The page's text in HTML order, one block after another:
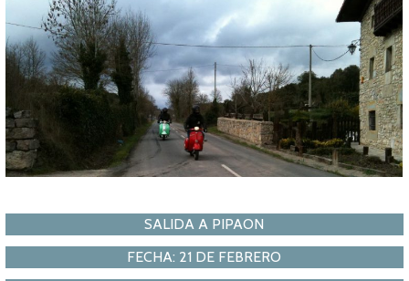
SALIDA A PIPAON
FECHA: 21 DE FEBRERO